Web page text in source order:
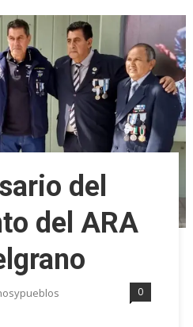
del
del ARA
0